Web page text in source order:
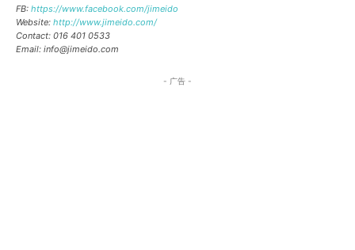
FB: https://www.facebook.com/jimeido
Website: http://www.jimeido.com/
Contact: 016 401 0533
Email: info@jimeido.com
- 广告 -